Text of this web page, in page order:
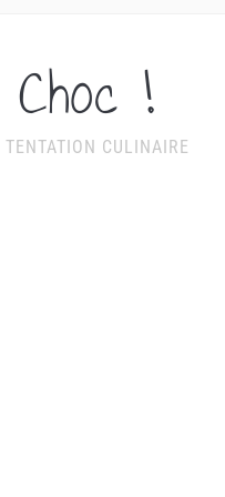
!
CULINAIRE